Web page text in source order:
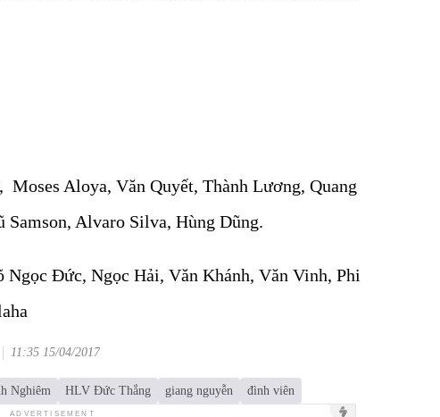
Aloya, Văn Quyết, Thành Lương, Quang
Alvaro Silva, Hùng Dũng.
Ngọc Đức, Ngọc Hải, Văn Khánh, Văn Vinh, Phi
11:35 15/04/2017
Nghiêm HLV Đức Thắng giang nguyễn đình viên
ADVERTISEMENT